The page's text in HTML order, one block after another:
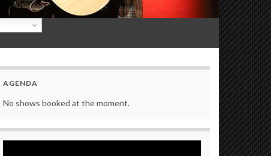
AGENDA
No shows booked at the moment.